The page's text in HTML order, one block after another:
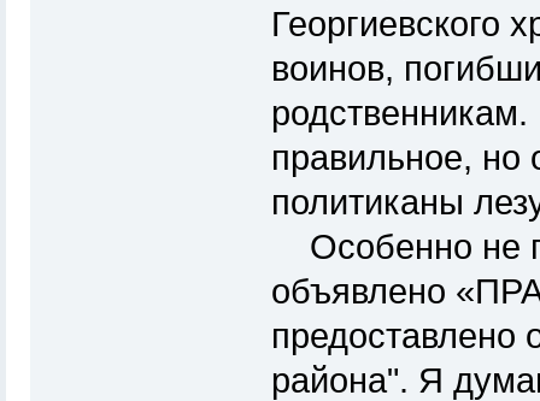
Георгиевского
воинов,
правильное, но
политиканы
Особенно не
объявлено
предоставлено
района". Я